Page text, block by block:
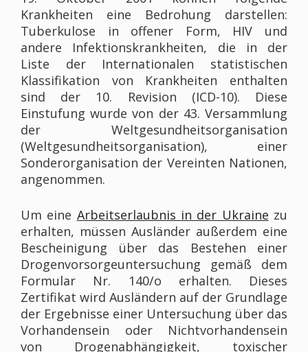
Krankheiten eine Bedrohung darstellen:
Tuberkulose in offener Form, HIV und
andere Infektionskrankheiten, die in der
Liste der Internationalen statistischen
Klassifikation von Krankheiten enthalten
sind der 10. Revision (ICD-10). Diese
Einstufung wurde von der 43. Versammlung
der Weltgesundheitsorganisation
(Weltgesundheitsorganisation), einer
Sonderorganisation der Vereinten Nationen,
angenommen.
Um eine Arbeitserlaubnis in der Ukraine zu
erhalten, müssen Ausländer außerdem eine
Bescheinigung über das Bestehen einer
Drogenvorsorgeuntersuchung gemäß dem
Formular Nr. 140/o erhalten. Dieses
Zertifikat wird Ausländern auf der Grundlage
der Ergebnisse einer Untersuchung über das
Vorhandensein oder Nichtvorhandensein
von Drogenabhängigkeit, toxischer